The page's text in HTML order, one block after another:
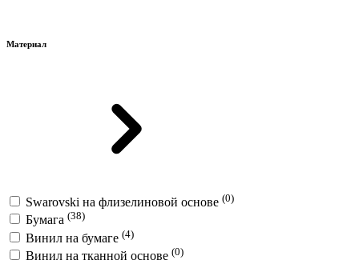
Материал
Swarovski на флизелиновой основе (0)
Бумага (38)
Винил на бумаге (4)
Винил на тканной основе (0)